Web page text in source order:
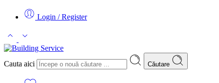
Login / Register
Cauta aici Căutare